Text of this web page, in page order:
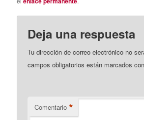
Deja una respuesta
Tu dirección de correo electrónico no
campos obligatorios están marcados
Comentario *